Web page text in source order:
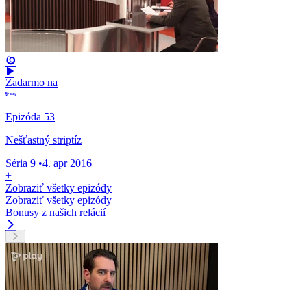
Zadarmo na
Epizóda 53
Nešťastný striptíz
Séria 9 •4. apr 2016
+
Zobraziť všetky epizódy
Zobraziť všetky epizódy
Bonusy z našich relácií